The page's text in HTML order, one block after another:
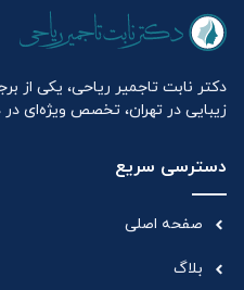
دکتر نابت تاجمیر ریاحی، یکی
زیبایی در تهران، تخصص ویژه‌ای
دسترسی سریع
صفحه اصلی
بلاگ